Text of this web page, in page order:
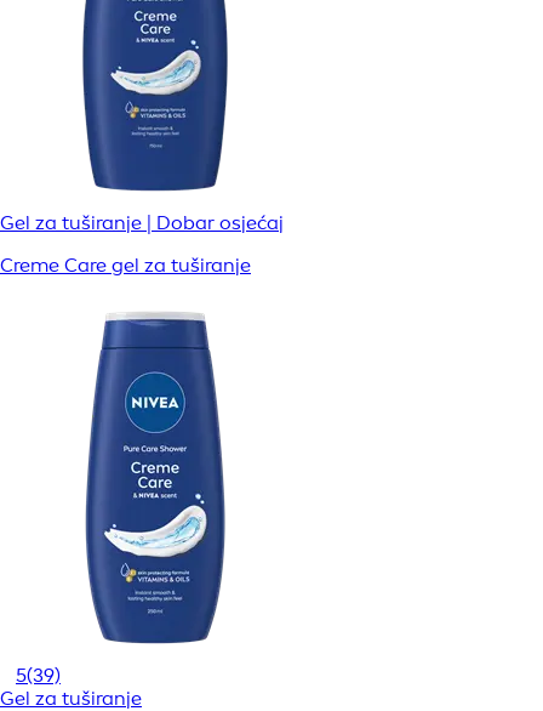
Gel za tuširanje | Dobar osjećaj
Creme Care gel za tuširanje
5(39)
Gel za tuširanje